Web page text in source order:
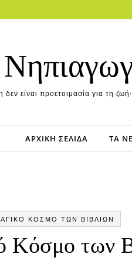
δεν είναι προετοιμασία για τη
ΑΡΧΙΚΉ ΣΕΛΊΔΑ ΤΑ
ΚΌΣΜΟ ΤΩΝ ΒΙΒΛΊΩΝ
Κόσμο των